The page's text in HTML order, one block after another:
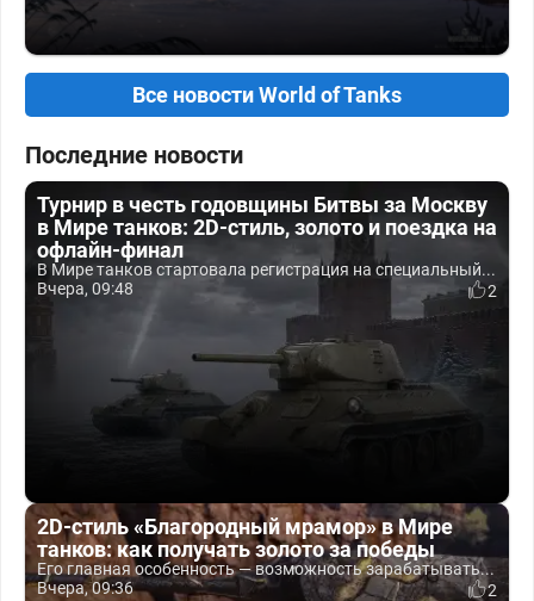
Все новости World of Tanks
Последние новости
Турнир в честь годовщины Битвы за Москву
в Мире танков: 2D-стиль, золото и поездка на
офлайн-финал
В Мире танков стартовала регистрация на специальный...
Вчера, 09:48
2
2D-стиль «Благородный мрамор» в Мире
танков: как получать золото за победы
Его главная особенность — возможность зарабатывать...
Вчера, 09:36
2